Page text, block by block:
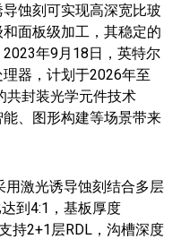
蚀刻可实现高深宽比玻
面板级加工，其稳定的
年9月18日，英特尔
器，计划于2026年至
共封装光学元件技术
能、图形构建等场景带来
用激光诱导蚀刻结合多层
到4:1，基板厚度
持2+1层RDL，沟槽深度